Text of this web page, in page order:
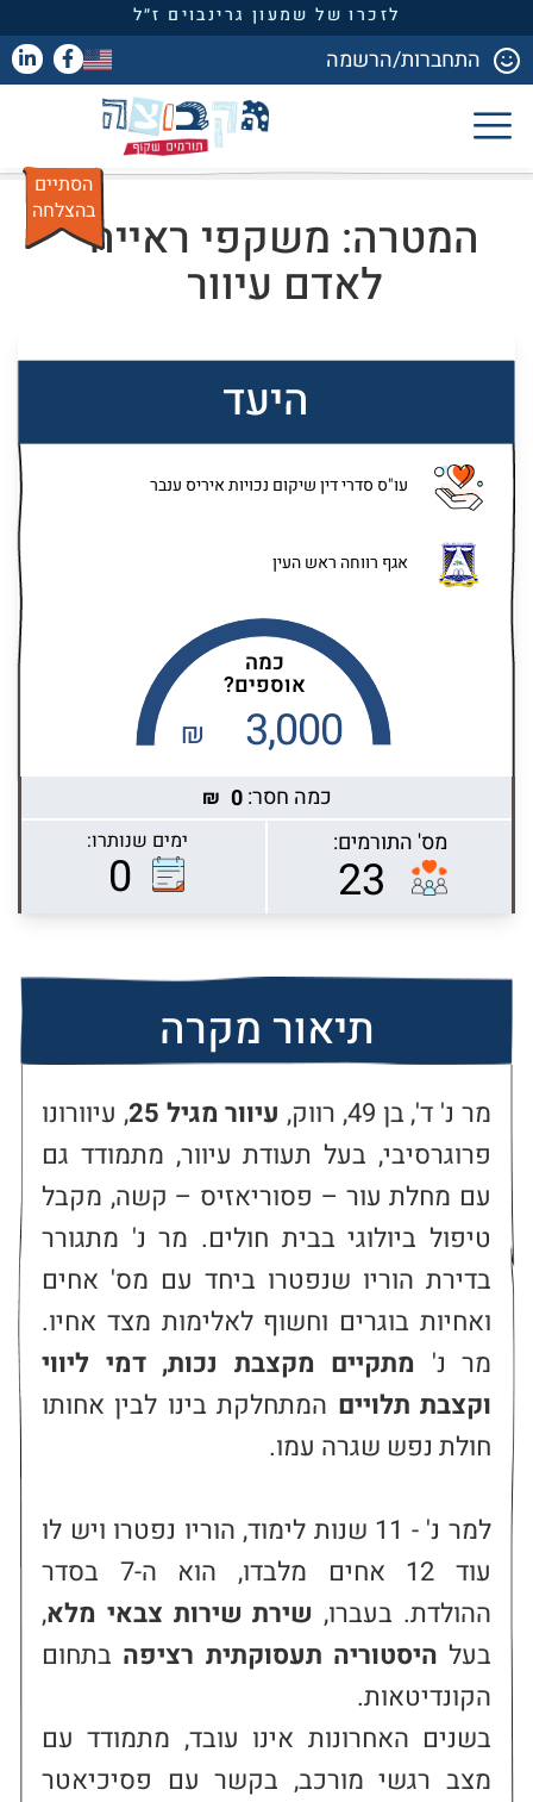
לזכרו של שמעון גרינבוים ז״ל
התחברות/הרשמה
המטרה: משקפי ראייה
לאדם עיוור
הסתיים
בהצלחה
היעד
עו"ס סדרי דין שיקום נכויות איריס ענבר
אגף רווחה ראש העין
Highcharts.com
כמה
אוספים?
3,000
כמה חסר:0
₪
מס' התורמים:
23
ימים שנותרו:
0
תיאור מקרה
‏‏מר נ' ד', בן 49, רווק, עיוור מגיל 25
, עיוורונו
פרוגרסיבי, בעל תעודת עיוור, מתמודד גם
עם מחלת עור – פסוריאזיס – קשה, מקבל
טיפול ביולוגי בבית חולים. מר נ' מתגורר
בדירת הוריו שנפטרו ביחד עם מס' אחים
ואחיות בוגרים וחשוף לאלימות מצד אחיו.
מר נ'
מתקיים מקצבת נכות, דמי ליווי
וקצבת תלויים
המתחלקת בינו לבין אחותו
עוד 12 אחים מלבדו, הוא ה-7 בסדר
ההולדת. בעברו, שירת שירות צבאי מלא,
בעל היסטוריה תעסוקתית רציפה
בתחום
בשנים האחרונות אינו עובד, מתמודד עם
מצב רגשי מורכב, בקשר עם פסיכיאטר